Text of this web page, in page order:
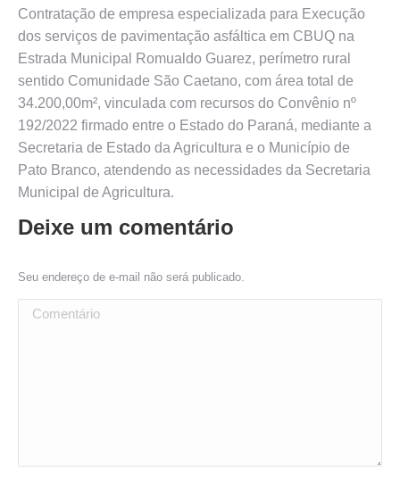
Contratação de empresa especializada para Execução
dos serviços de pavimentação asfáltica em CBUQ na
Estrada Municipal Romualdo Guarez, perímetro rural
sentido Comunidade São Caetano, com área total de
34.200,00m², vinculada com recursos do Convênio nº
192/2022 firmado entre o Estado do Paraná, mediante a
Secretaria de Estado da Agricultura e o Município de
Pato Branco, atendendo as necessidades da Secretaria
Municipal de Agricultura.
Deixe um comentário
Seu endereço de e-mail não será publicado.
Comentário